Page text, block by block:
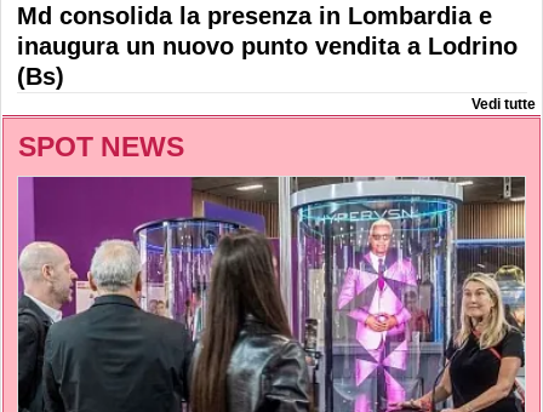
Md consolida la presenza in Lombardia e
inaugura un nuovo punto vendita a Lodrino
(Bs)
Vedi tutte
SPOT NEWS